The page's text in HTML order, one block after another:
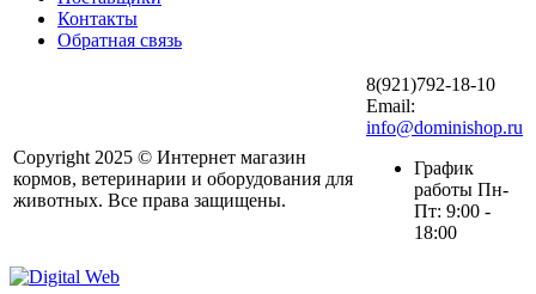
Контакты
Обратная связь
Copyright 2025 © Интернет магазин
кормов, ветеринарии и оборудования для
животных. Все права защищены.
8(921)792-18-10
Email:
info@dominishop.ru
График
работы Пн-
Пт: 9:00 -
18:00